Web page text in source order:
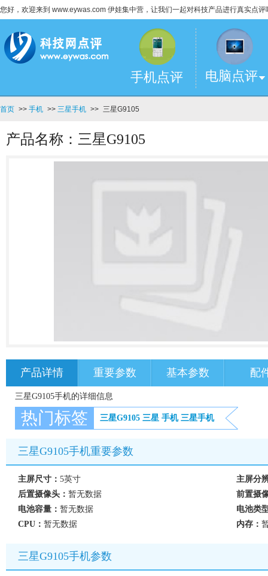
您好，欢迎来到 www.eywas.com 伊娃集中营，让我们一起对科技产品进行真实点评
手机点评 电脑点评
首页 >> 手机 >> 三星手机 >> 三星G9105
产品名称：三星G9105
产品详情 重要参数 基本参数 配
三星G9105手机的详细信息
热门标签 三星G9105 三星 手机 三星手机
三星G9105手机重要参数
主屏尺寸： 5英寸
主屏分
后置摄像头： 暂无数据
前置摄
电池容量： 暂无数据
电池类
CPU： 暂无数据 内存：
三星G9105手机参数